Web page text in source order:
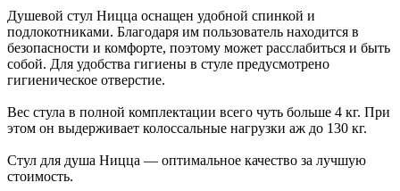
Душевой стул Ницца оснащен удобной спинкой и
подлокотниками. Благодаря им пользователь находится в
безопасности и комфорте, поэтому может расслабиться и быть
собой. Для удобства гигиены в стуле предусмотрено
гигиеническое отверстие.
Вес стула в полной комплектации всего чуть больше 4 кг. При
этом он выдерживает колоссальные нагрузки аж до 130 кг.
Стул для душа Ницца — оптимальное качество за лучшую
стоимость.